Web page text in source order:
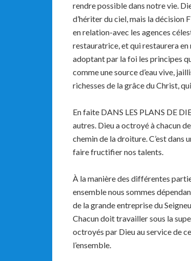
rendre possible dans notre vie.
d’hériter du ciel, mais la décision
en relation-avec les agences
restauratrice, et qui restaurera en
adoptant par la foi les principes
comme une source d’eau vive,
richesses de la grâce du Christ,
En faite DANS LES PLANS DE
autres. Dieu a octroyé à chacun
chemin de la droiture. C’est dans
faire fructifier nos talents.
À la manière des différentes
ensemble nous sommes
de la grande entreprise du
Chacun doit travailler sous la
octroyés par Dieu au service de
l’ensemble.